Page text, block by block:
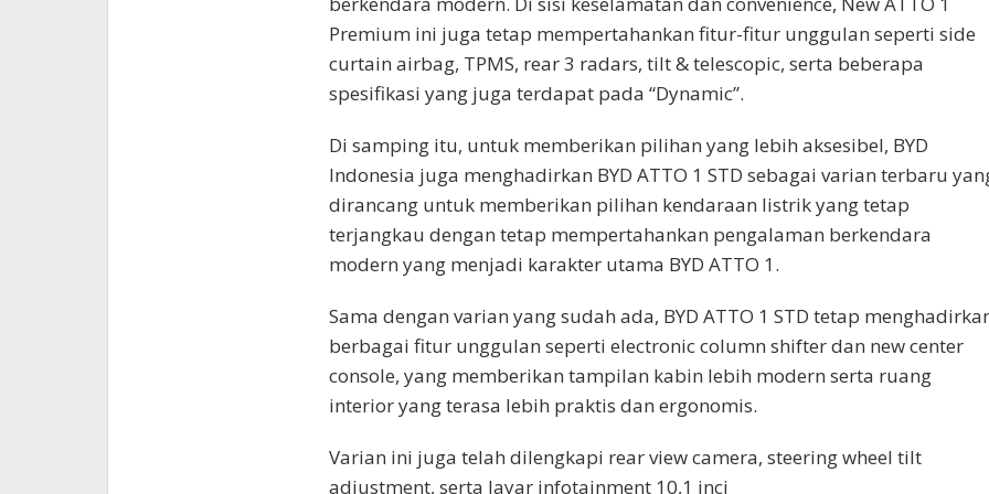
Premium ini juga tetap mempertahankan fitur-fitur unggulan seperti side
curtain airbag, TPMS, rear 3 radars, tilt & telescopic, serta beberapa
spesifikasi yang juga terdapat pada “Dynamic”.
Di samping itu, untuk memberikan pilihan yang lebih aksesibel, BYD
Indonesia juga menghadirkan BYD ATTO 1 STD sebagai varian terbaru
dirancang untuk memberikan pilihan kendaraan listrik yang tetap
terjangkau dengan tetap mempertahankan pengalaman berkendara
modern yang menjadi karakter utama BYD ATTO 1.
Sama dengan varian yang sudah ada, BYD ATTO 1 STD tetap
berbagai fitur unggulan seperti electronic column shifter dan new center
console, yang memberikan tampilan kabin lebih modern serta ruang
interior yang terasa lebih praktis dan ergonomis.
Varian ini juga telah dilengkapi rear view camera, steering wheel tilt
adjustment, serta layar infotainment 10,1 inci